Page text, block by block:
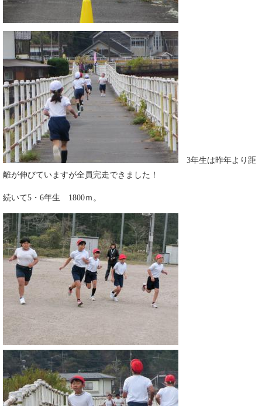
3年生は昨年より距
離が伸びていますが全員完走できました！
続いて5・6年生 1800ｍ。